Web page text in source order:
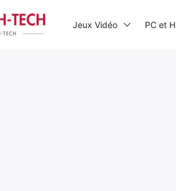
Jeux Vidéo PC et